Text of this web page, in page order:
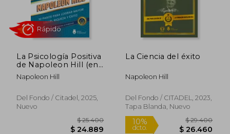
4%
dcto. $ 63.534
6%
dcto.
La Psicología Positiva
de Napoleon Hill (en
Español Neutro)
Napoleon Hill
Del Fondo / Citadel, 2025,
Nuevo
La Ciencia del éxito
Napoleon Hill
Del Fondo / CITADEL, 2023,
Tapa Blanda, Nuevo